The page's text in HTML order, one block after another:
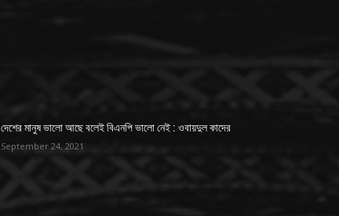
দেশের মানুষ ভালো আছে বলেই বিএনপি ভালো নেই : ওবায়দুল কাদের
September 24, 2021